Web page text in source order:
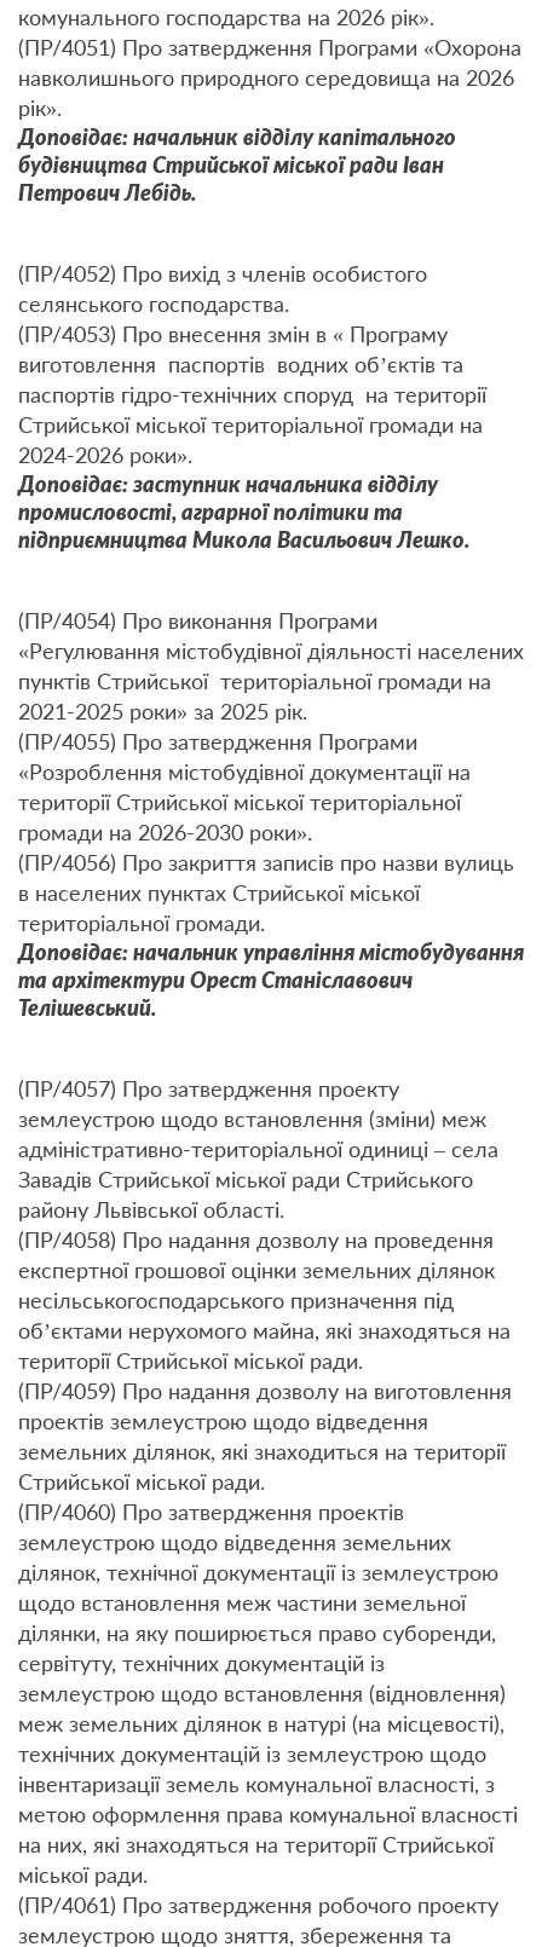
комунального господарства на 2026 рік».
(ПР/4051) Про затвердження Програми «Охорона
навколишнього природного середовища на 2026
рік».
Доповідає: начальник відділу капітального
будівництва Стрийської міської ради Іван
Петрович Лебідь.
(ПР/4052) Про вихід з членів особистого
селянського господарства.
(ПР/4053) Про внесення змін в « Програму
виготовлення паспортів водних об’єктів та
паспортів гідро-технічних споруд на території
Стрийської міської територіальної громади на
2024-2026 роки».
Доповідає: заступник начальника відділу
промисловості, аграрної політики та
підприємництва Микола Васильович Лешко.
(ПР/4054) Про виконання Програми
«Регулювання містобудівної діяльності населених
пунктів Стрийської територіальної громади на
2021-2025 роки» за 2025 рік.
(ПР/4055) Про затвердження Програми
«Розроблення містобудівної документації на
території Стрийської міської територіальної
громади на 2026-2030 роки».
(ПР/4056) Про закриття записів про назви вулиць
в населених пунктах Стрийської міської
територіальної громади.
Доповідає: начальник управління містобудування
та архітектури Орест Станіславович
Телішевський.
(ПР/4057) Про затвердження проекту
землеустрою щодо встановлення (зміни) меж
адміністративно-територіальної одиниці – села
Завадів Стрийської міської ради Стрийського
району Львівської області.
(ПР/4058) Про надання дозволу на проведення
експертної грошової оцінки земельних ділянок
несільськогосподарського призначення під
об’єктами нерухомого майна, які знаходяться на
території Стрийської міської ради.
(ПР/4059) Про надання дозволу на виготовлення
проектів землеустрою щодо відведення
земельних ділянок, які знаходиться на території
Стрийської міської ради.
(ПР/4060) Про затвердження проектів
землеустрою щодо відведення земельних
ділянок, технічної документації із землеустрою
щодо встановлення меж частини земельної
ділянки, на яку поширюється право суборенди,
сервітуту, технічних документацій із
землеустрою щодо встановлення (відновлення)
меж земельних ділянок в натурі (на місцевості),
технічних документацій із землеустрою щодо
інвентаризації земель комунальної власності, з
метою оформлення права комунальної власності
на них, які знаходяться на території Стрийської
міської ради.
(ПР/4061) Про затвердження робочого проекту
землеустрою щодо зняття, збереження та